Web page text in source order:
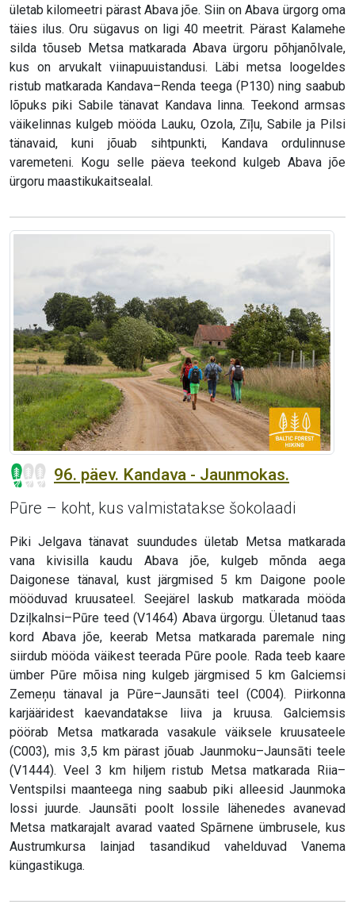
ületab kilomeetri pärast Abava jõe. Siin on Abava ürgorg oma
täies ilus. Oru sügavus on ligi 40 meetrit. Pärast Kalamehe
silda tõuseb Metsa matkarada Abava ürgoru põhjanõlvale,
kus on arvukalt viinapuuistandusi. Läbi metsa loogeldes
ristub matkarada Kandava–Renda teega (P130) ning saabub
lõpuks piki Sabile tänavat Kandava linna. Teekond armsas
väikelinnas kulgeb mööda Lauku, Ozola, Zīļu, Sabile ja Pilsi
tänavaid, kuni jõuab sihtpunkti, Kandava ordulinnuse
varemeteni. Kogu selle päeva teekond kulgeb Abava jõe
ürgoru maastikukaitsealal.
96. päev. Kandava - Jaunmokas.
Pūre – koht, kus valmistatakse šokolaadi
Piki Jelgava tänavat suundudes ületab Metsa matkarada
vana kivisilla kaudu Abava jõe, kulgeb mõnda aega
Daigonese tänaval, kust järgmised 5 km Daigone poole
mööduvad kruusateel. Seejärel laskub matkarada mööda
Dziļkalnsi–Pūre teed (V1464) Abava ürgorgu. Ületanud taas
kord Abava jõe, keerab Metsa matkarada paremale ning
siirdub mööda väikest teerada Pūre poole. Rada teeb kaare
ümber Pūre mõisa ning kulgeb järgmised 5 km Galciemsi
Zemeņu tänaval ja Pūre–Jaunsāti teel (C004). Piirkonna
karjääridest kaevandatakse liiva ja kruusa. Galciemsis
pöörab Metsa matkarada vasakule väiksele kruusateele
(C003), mis 3,5 km pärast jõuab Jaunmoku–Jaunsāti teele
(V1444). Veel 3 km hiljem ristub Metsa matkarada Riia–
Ventspilsi maanteega ning saabub piki alleesid Jaunmoka
lossi juurde. Jaunsāti poolt lossile lähenedes avanevad
Metsa matkarajalt avarad vaated Spārnene ümbrusele, kus
Austrumkursa lainjad tasandikud vahelduvad Vanema
küngastikuga.